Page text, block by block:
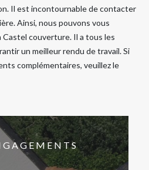
Il est incontournable de contacter
Ainsi, nous pouvons vous
couverture. Il a tous les
un meilleur rendu de travail. Si
complémentaires, veuillez le